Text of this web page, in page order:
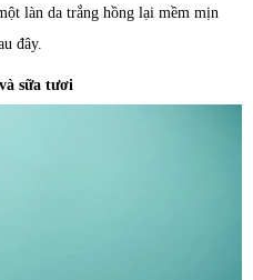
làn da trắng hồng lại mềm mịn
đây.
sữa tươi